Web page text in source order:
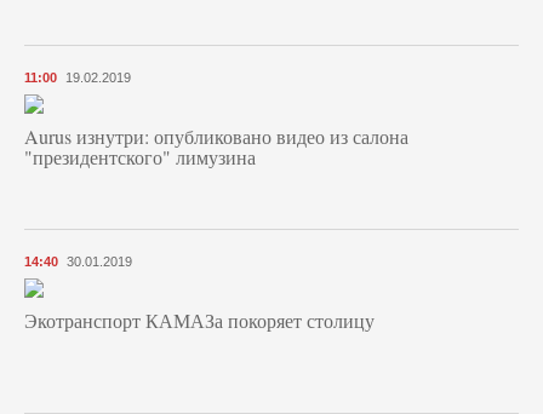
11:00 19.02.2019
Aurus изнутри: опубликовано видео из салона
"президентского" лимузина
14:40 30.01.2019
Экотранспорт КАМАЗа покоряет столицу